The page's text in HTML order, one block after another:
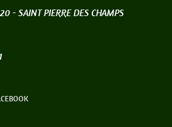
- SAINT PIERRE DES CHAMPS